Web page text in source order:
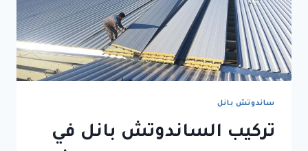
ساندوتش بانل
تركيب الساندوتش بانل في